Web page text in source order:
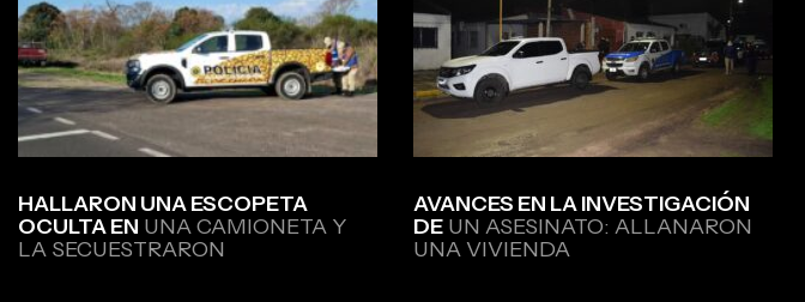
HALLARON UNA ESCOPETA
OCULTA EN UNA CAMIONETA Y
LA SECUESTRARON
AVANCES EN LA INVESTIGACIÓN
DE UN ASESINATO: ALLANARON
UNA VIVIENDA